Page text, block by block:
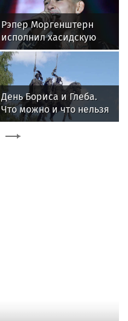
Рэпер Моргенштерн
исполнил хасидскую
молитву на концерте в
Хайфе
День Бориса и Глеба.
Что можно и что нельзя
делать 6 августа 2026
года